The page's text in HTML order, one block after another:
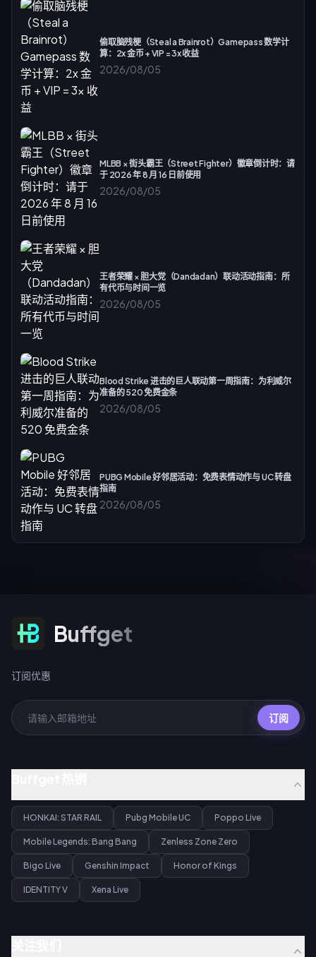
偷取脑残梗（Steal a Brainrot）Gamepass 数学计
算：2x 金币 + VIP = 3x 收益
2026/08/05
MLBB × 街头霸王（Street Fighter）徽章倒计时：请
于 2026 年 8 月 16 日前使用
2026/08/05
王者荣耀 × 胆大党（Dandadan）联动活动指南：所
有代币与时间一览
2026/08/05
Blood Strike 进击的巨人联动第一周指南：为利威尔
准备的 520 免费金条
2026/08/05
PUBG Mobile 好邻居活动：免费表情动作与 UC 转盘
指南
2026/08/05
订阅优惠 Buffget
订阅优惠
订阅
HONKAI: STAR RAIL Pubg Mobile UC Poppo Live
Mobile Legends: Bang Bang Zenless Zone Zero
Bigo Live Genshin Impact Honor of Kings
IDENTITY V Xena Live